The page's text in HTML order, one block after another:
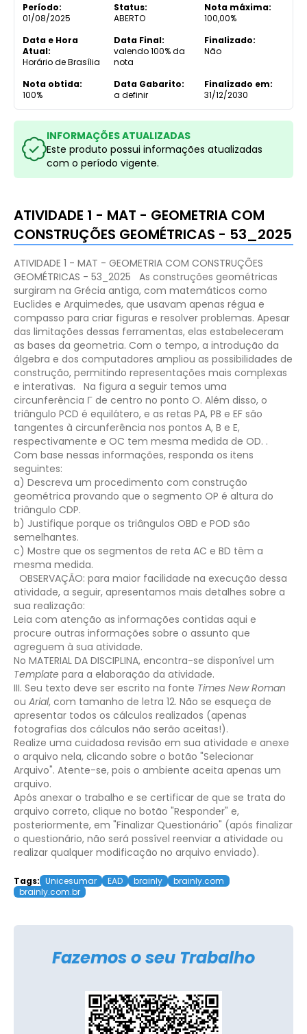
Período:
01/08/2025
Status:
ABERTO
Nota máxima:
100,00%
Data e Hora
Atual:
Horário de Brasília
Data Final:
valendo 100% da
nota
Finalizado:
Não
Nota obtida:
100%
Data Gabarito:
a definir
Finalizado em:
31/12/2030
INFORMAÇÕES ATUALIZADAS
Este produto possui informações atualizadas
com o período vigente.
ATIVIDADE 1 - MAT - GEOMETRIA COM
CONSTRUÇÕES GEOMÉTRICAS - 53_2025
ATIVIDADE 1 - MAT - GEOMETRIA COM CONSTRUÇÕES
GEOMÉTRICAS - 53_2025
As construções geométricas
surgiram na Grécia antiga, com matemáticos como
Euclides e Arquimedes, que usavam apenas régua e
compasso para criar figuras e resolver problemas. Apesar
das limitações dessas ferramentas, elas estabeleceram
as bases da geometria. Com o tempo, a introdução da
álgebra e dos computadores ampliou as possibilidades de
construção, permitindo representações mais complexas
e interativas.
Na figura a seguir temos uma
circunferência Γ de centro no ponto O. Além disso, o
triângulo PCD é equilátero, e as retas PA, PB e EF são
tangentes à circunferência nos pontos A, B e E,
respectivamente e OC tem mesma medida de OD. .
Com base nessas informações, responda os itens
seguintes:
a) Descreva um procedimento com construção
geométrica provando que o segmento OP é altura do
triângulo CDP.
b) Justifique porque os triângulos OBD e POD são
semelhantes.
c) Mostre que os segmentos de reta AC e BD têm a
mesma medida.
OBSERVAÇÃO: para maior facilidade na execução dessa
atividade, a seguir, apresentamos mais detalhes sobre a
sua realização:
Leia com atenção as informações contidas aqui e
procure outras informações sobre o assunto que
agreguem à sua atividade.
No MATERIAL DA DISCIPLINA, encontra-se disponível um
Template para a elaboração da atividade.
III. Seu texto deve ser escrito na fonte Times New Roman
ou Arial, com tamanho de letra 12. Não se esqueça de
apresentar todos os cálculos realizados (apenas
fotografias dos cálculos não serão aceitas!).
Realize uma cuidadosa revisão em sua atividade e anexe
o arquivo nela, clicando sobre o botão "Selecionar
Arquivo". Atente-se, pois o ambiente aceita apenas um
arquivo.
Após anexar o trabalho e se certificar de que se trata do
arquivo correto, clique no botão "Responder" e,
posteriormente, em "Finalizar Questionário" (após finalizar
o questionário, não será possível reenviar a atividade ou
realizar qualquer modificação no arquivo enviado).
Tags: Unicesumar EAD brainly
brainly.com
brainly.com.br
Fazemos o seu Trabalho